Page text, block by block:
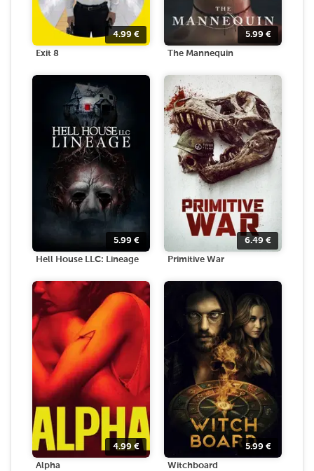
4.99 €
Exit 8
5.99 €
The Mannequin
5.99 €
Hell House LLC: Lineage
6.49 €
Primitive War
4.99 €
Alpha
5.99 €
Witchboard